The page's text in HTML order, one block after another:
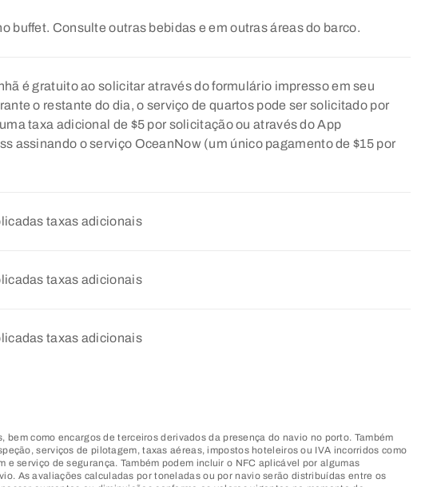
buffet. Consulte outras bebidas e em outras áreas do barco.
é gratuito ao solicitar através do formulário impresso em seu
o restante do dia, o serviço de quartos pode ser solicitado por
taxa adicional de $5 por solicitação ou através do App
assinando o serviço OceanNow (um único pagamento de $15 por
taxas adicionais
taxas adicionais
taxas adicionais
como encargos de terceiros derivados da presença do navio no porto. Também
serviços de pilotagem, taxas aéreas, impostos hoteleiros ou IVA incorridos como
serviço de segurança. Também podem incluir o NFC aplicável por algumas
As avaliações calculadas por toneladas ou por navio serão distribuídas entre os